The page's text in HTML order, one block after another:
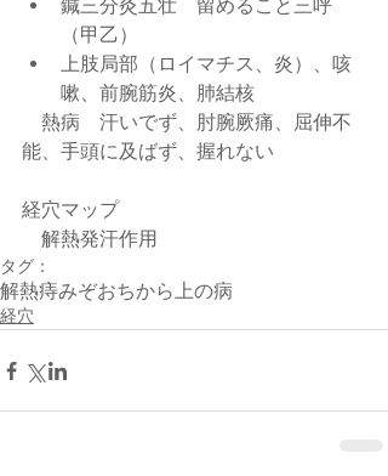
鍼三分灸五壮　留めること三呼
（甲乙）
上肢局部（ロイマチス、炎）、咳
嗽、前腕筋炎、肺結核
熱病　汗いでず、肘腕厥痛、屈伸不
能、手頭に及ばず、握れない
経穴マップ
解熱発汗作用
タグ：
解熱痔みぞおちから上の病
経穴